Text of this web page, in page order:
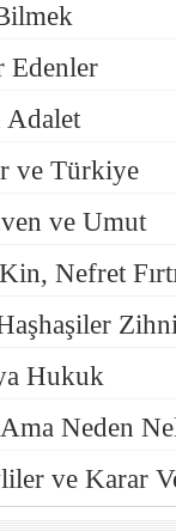
Edenler
Adalet
ve Türkiye
ve Umut
Nefret
Hukuk
Neden
ve Karar